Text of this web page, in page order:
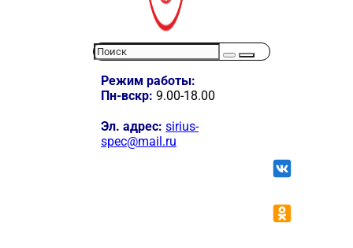
Режим работы:
Пн-вскр: 9.00-18.00
Эл. адрес: sirius-
spec@mail.ru